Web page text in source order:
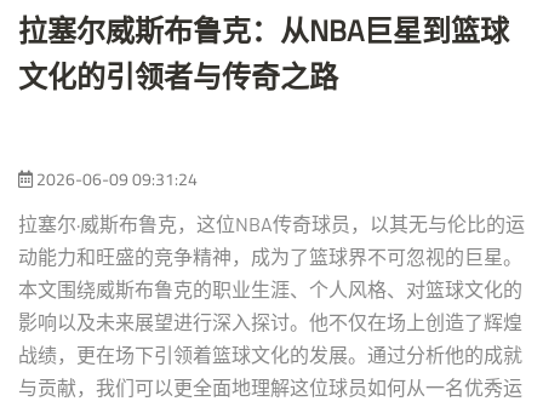
拉塞尔威斯布鲁克：从NBA巨星到篮球
文化的引领者与传奇之路
2026-06-09 09:31:24
拉塞尔·威斯布鲁克，这位NBA传奇球员，以其无与伦比的运
动能力和旺盛的竞争精神，成为了篮球界不可忽视的巨星。
本文围绕威斯布鲁克的职业生涯、个人风格、对篮球文化的
影响以及未来展望进行深入探讨。他不仅在场上创造了辉煌
战绩，更在场下引领着篮球文化的发展。通过分析他的成就
与贡献，我们可以更全面地理解这位球员如何从一名优秀运